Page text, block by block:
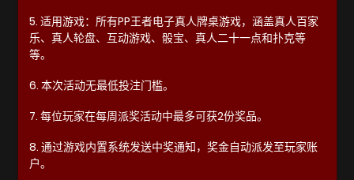
5. 适用游戏：所有PP王者电子真人牌桌游戏，涵盖真人百家
乐、真人轮盘、互动游戏、骰宝、真人二十一点和扑克等
等。
6. 本次活动无最低投注门槛。
7. 每位玩家在每周派奖活动中最多可获2份奖品。
8. 通过游戏内置系统发送中奖通知，奖金自动派发至玩家账
户。